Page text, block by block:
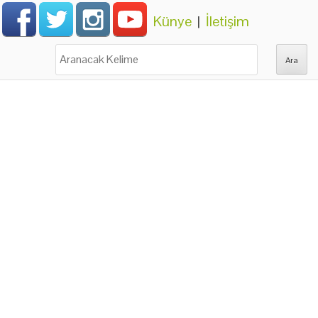
Künye | İletişim